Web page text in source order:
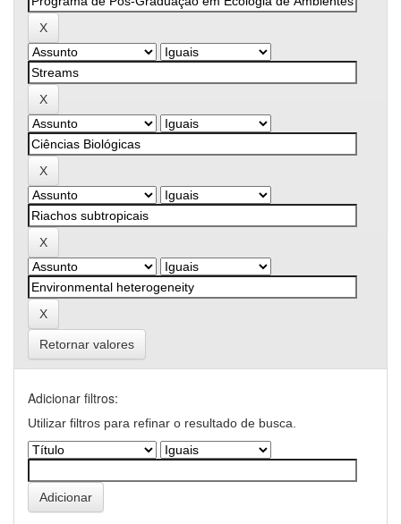
Retornar valores
Adicionar filtros:
Utilizar filtros para refinar o resultado de busca.